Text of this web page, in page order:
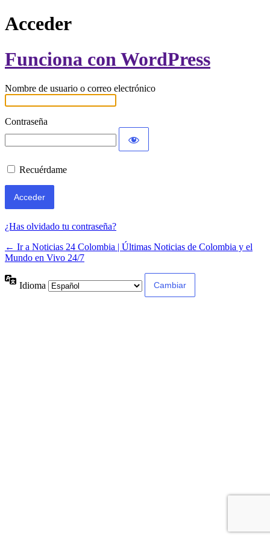
Acceder
Funciona con WordPress
Nombre de usuario o correo electrónico
Contraseña
Recuérdame
¿Has olvidado tu contraseña?
← Ir a Noticias 24 Colombia | Últimas Noticias de Colombia y el
Mundo en Vivo 24/7
Idioma